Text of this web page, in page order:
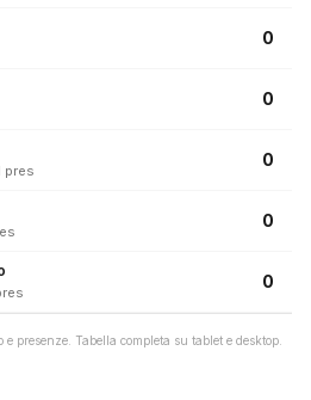
0
0
pres
0
0
0
presenze. Tabella completa su tablet e desktop.